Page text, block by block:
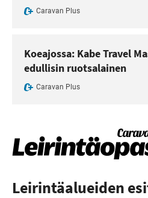
Caravan Plus
Koeajossa: Kabe Travel
edullisin ruotsalainen
Caravan Plus
Leirintäalueiden